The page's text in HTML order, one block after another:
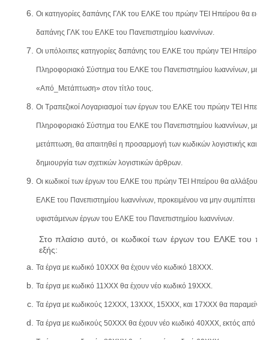
Οι κατηγορίες δαπάνης ΓΛΚ του ΕΛΚΕ του πρώην ΤΕΙ Ηπείρου θα
δαπάνης ΓΛΚ του ΕΛΚΕ του Πανεπιστημίου Ιωαννίνων.
Οι υπόλοιπες κατηγορίες δαπάνης του ΕΛΚΕ του πρώην ΤΕΙ Ηπείρου
Πληροφοριακό Σύστημα του ΕΛΚΕ του Πανεπιστημίου Ιωαννίνων, με
«Από_Μετάπτωση» στον τίτλο τους.
Οι Τραπεζικοί Λογαριασμοί των έργων του ΕΛΚΕ του πρώην ΤΕΙ
Πληροφοριακό Σύστημα του ΕΛΚΕ του Πανεπιστημίου Ιωαννίνων, με
μετάπτωση, θα απαιτηθεί η προσαρμογή των κωδικών λογιστικής και
δημιουργία των σχετικών λογιστικών άρθρων.
Οι κωδικοί των έργων του ΕΛΚΕ του πρώην ΤΕΙ Ηπείρου θα αλλάξουν
ΕΛΚΕ του Πανεπιστημίου Ιωαννίνων, προκειμένου να μην συμπίπτει ο
υφιστάμενων έργων του ΕΛΚΕ του Πανεπιστημίου Ιωαννίνων.
Στο πλαίσιο αυτό, οι κωδικοί των έργων του ΕΛΚΕ του
εξής:
Τα έργα με κωδικό 10ΧΧΧ θα έχουν νέο κωδικό 18ΧΧΧ.
Τα έργα με κωδικό 11ΧΧΧ θα έχουν νέο κωδικό 19ΧΧΧ.
Τα έργα με κωδικούς 12ΧΧΧ, 13ΧΧΧ, 15ΧΧΧ, και 17ΧΧΧ θα
Τα έργα με κωδικούς 50ΧΧΧ θα έχουν νέο κωδικό 40ΧΧΧ, εκτός από το